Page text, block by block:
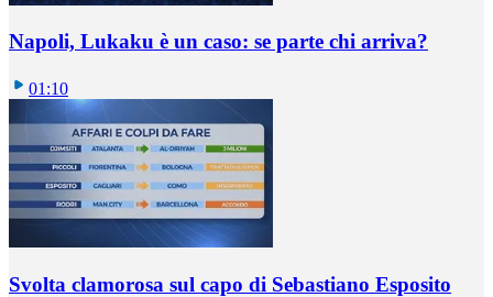
Napoli, Lukaku è un caso: se parte chi arriva?
01:10
Svolta clamorosa sul capo di Sebastiano Esposito